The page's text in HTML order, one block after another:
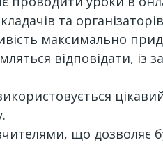
та
максимально
відповідати, із
що дозволяє